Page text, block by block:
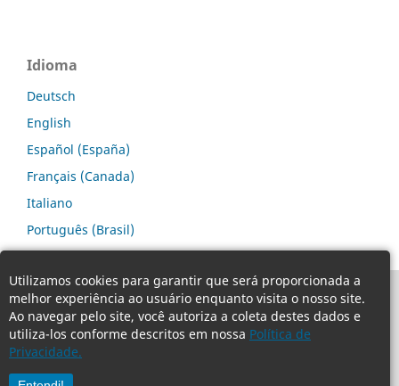
Utilizamos cookies para garantir que será proporcionada a
melhor experiência ao usuário enquanto visita o nosso site.
Ao navegar pelo site, você autoriza a coleta destes dados e
utiliza-los conforme descritos em nossa Política de
Privacidade.
Idioma
Deutsch
English
Español (España)
Français (Canada)
Italiano
Português (Brasil)